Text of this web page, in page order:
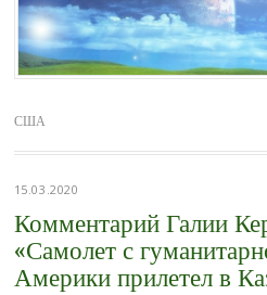
США
15.03.2020
Комментарий Галии
«Самолет с
Америки прилетел в